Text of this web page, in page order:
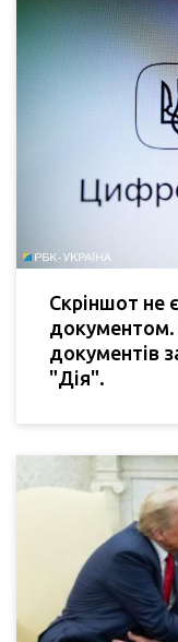
Скріншот не
документом.
документів
"Дія".